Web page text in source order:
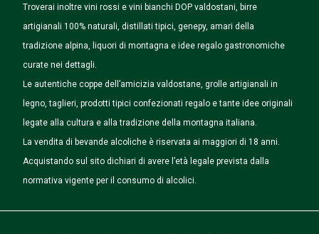
Troverai inoltre vini rossi e vini bianchi DOP valdostani, birre
artigianali 100% naturali, distillati tipici, genepy, amari della
tradizione alpina, liquori di montagna e idee regalo gastronomiche
curate nei dettagli.
Le autentiche coppe dell’amicizia valdostane, grolle artigianali in
legno, taglieri, prodotti tipici confezionati regalo e tante idee originali
legate alla cultura e alla tradizione della montagna italiana.
La vendita di bevande alcoliche è riservata ai maggiori di 18 anni.
Acquistando sul sito dichiari di avere l’età legale prevista dalla
normativa vigente per il consumo di alcolici.